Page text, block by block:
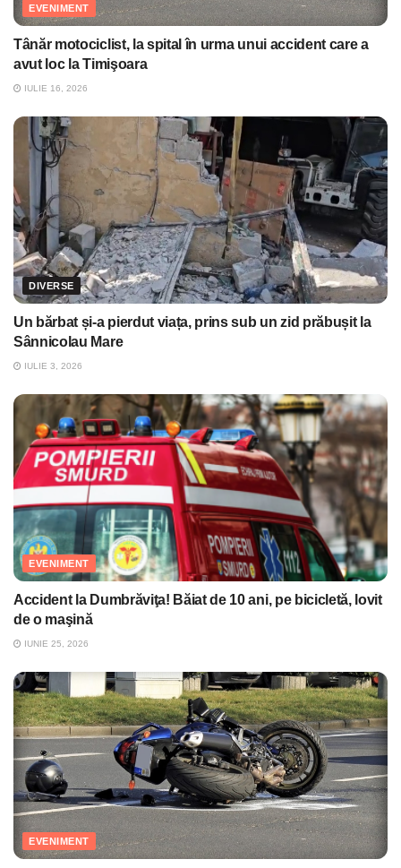
EVENIMENT
Tânăr motociclist, la spital în urma unui accident care a
avut loc la Timişoara
IULIE 16, 2026
DIVERSE
Un bărbat și-a pierdut viața, prins sub un zid prăbușit la
Sânnicolau Mare
IULIE 3, 2026
EVENIMENT
Accident la Dumbrăviţa! Băiat de 10 ani, pe bicicletă, lovit
de o maşină
IUNIE 25, 2026
EVENIMENT